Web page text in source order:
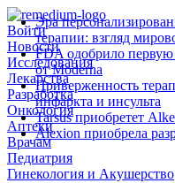
Войти
Новости
Исследования
Лекарства
Разработка
Онкология
Аптеки
Врачам
Педиатрия
Гинекология и Акушерство
Эра
терапии: взгляд
FDA одобрило
от Moderna
Приверженность
инфаркта и инсульта
Tarsus приобретет
Alexion приобрела